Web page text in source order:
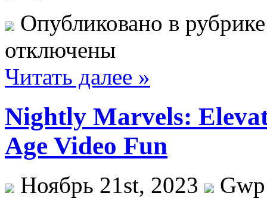
Опубликовано в
отключены
Читать далее »
Nightly Marvels:
Age Video Fun
Ноябрь 21st, 2023
Gwp